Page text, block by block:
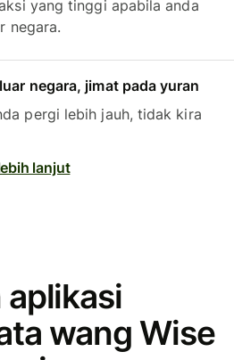
yang tinggi apabila anda
negara.
negara, jimat pada yuran
pergi lebih jauh, tidak kira
lanjut
wang Wise